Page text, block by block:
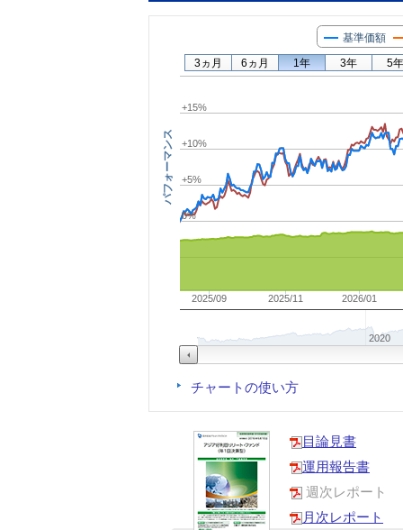
パフォーマンス
基準価額
2025/09 2025/11 2026/01
2020
0%
+5%
+10%
+15%
3ヵ月 6ヵ月 1年 3年 5年
チャートの使い方
目論見書
運用報告書
週次レポート
月次レポート